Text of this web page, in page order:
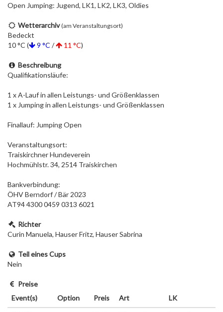
Open Jumping: Jugend, LK1, LK2, LK3, Oldies
Wetterarchiv (am Veranstaltungsort)
Bedeckt
10 °C (
9 °C / 11 °C)
Beschreibung
Qualifikationsläufe:
1 x A-Lauf in allen Leistungs- und Größenklassen
1 x Jumping in allen Leistungs- und Größenklassen
Finallauf: Jumping Open
Veranstaltungsort:
Traiskirchner Hundeverein
Hochmühlstr. 34, 2514 Traiskirchen
Bankverbindung:
ÖHV Berndorf / Bär 2023
AT94 4300 0459 0313 6021
Richter
Curin Manuela, Hauser Fritz, Hauser Sabrina
Teil eines Cups
Nein
Preise
Event(s)
Option Preis Art LK